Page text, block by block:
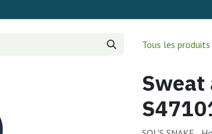
Tous les produits
Sweat